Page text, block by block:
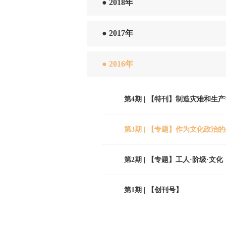
● 2018年
● 2017年
● 2016年
第4期 | 【特刊】制造灾难和生
第3期 | 【专题】作为文化政治
第2期 | 【专题】工人·阶级·文化
第1期 | 【创刊号】